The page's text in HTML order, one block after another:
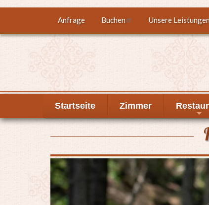
Inhalt
Top
menu
Anfrage Buchen Unsere Leistungen
Startseite Zimmer
+